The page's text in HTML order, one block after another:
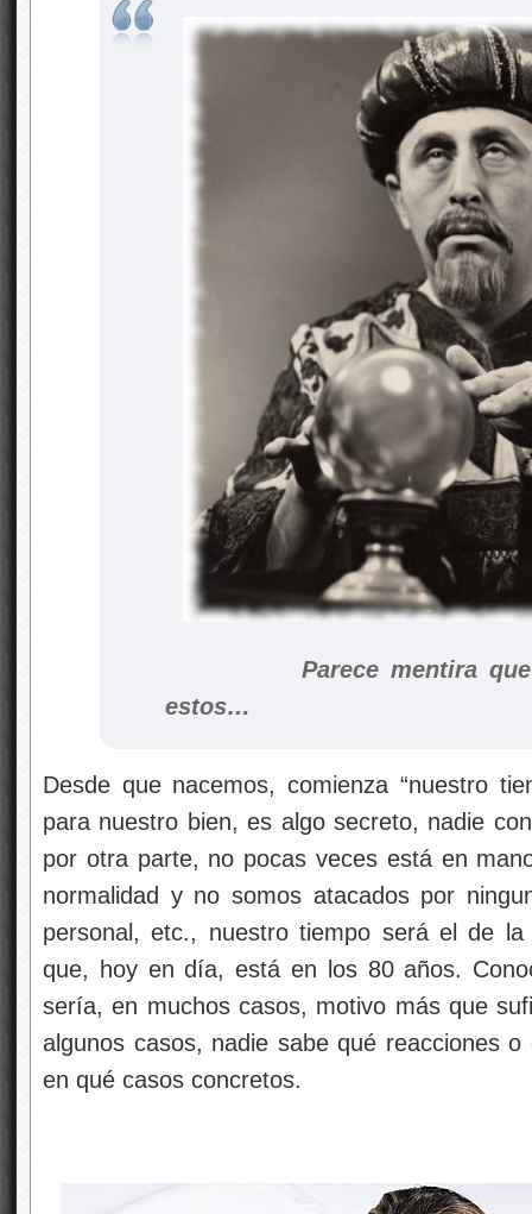
Parece mentira que
estos…
Desde que nacemos, comienza “nuestro
para nuestro bien, es algo secreto, nadie
por otra parte, no pocas veces está en
normalidad y no somos atacados por
personal, etc., nuestro tiempo será el de
que, hoy en día, está en los 80 años.
sería, en muchos casos, motivo más que
algunos casos, nadie sabe qué reacciones
en qué casos concretos.